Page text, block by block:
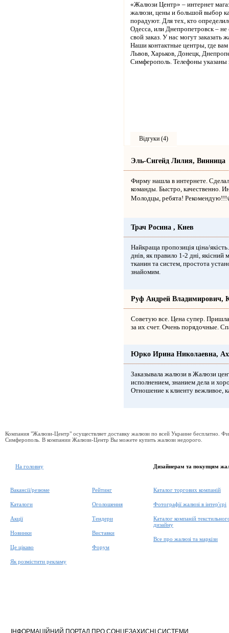
«Жалюзи Центр» – интернет
жалюзи, цены и большой выбор
порадуют. Для тех, кто
Одесса, или Днепропетровск –
свой заказ. У нас могут
Наши контактные центры, где
Львов, Харьков, Донецк,
Симферополь. Телефоны указаны
Відгуки (4)
Эль-Сигейд Лилия, Винница
Фирму нашла в интернете.
команды. Быстро, качественно.
Молодцы, ребята!
Трач Росина , Киев
Найкраща пропозиція ціна/
днів, як правило 1-2 дні, якісний
тканин та систем, простота
знайомим.
Руф Андрей Владимирович,
Советую все. Цена супер.
за их счет. Очень порядочные.
Юрко Ирина Николаевна,
Заказывала жалюзи в Жалюзи
исполнением, знанием дела и
Отношение к клиенту вежливое,
Компания "Жалюзи-Центр" осуществляет доставку жалюзи по всей Украине бесплатно.
Симферополь. В компании Жалюзи-Центр Вы можете купить жалюзи недорого.
На головну
Вакансії/резюме
Каталоги
Акції
Новинки
Це цікаво
Як розмістити рекламу
Рейтинг
Оголошення
Тендери
Виставки
Форум
Дизайнерам та покупцям
Каталог торгових компаній
Фотографії жалюзі в інтер'єрі
Каталог компаній
дизайну
Все про жалюзі та маркізи
ІНФОРМАЦІЙНИЙ ПОРТАЛ ПРО СОНЦЕЗАХИСНІ СИСТЕМИ